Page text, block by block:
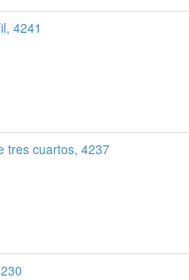
4241
tres cuartos, 4237